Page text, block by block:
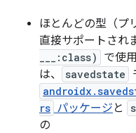
ほとんどの型（プ
直接サポートされ
___:class)
で使
は、
savedstate
rs パッケージ と
の